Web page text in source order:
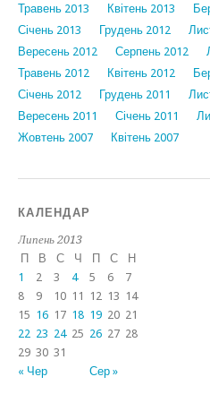
Травень 2013 Квітень 2013
Січень 2013
Грудень 2012
Вересень 2012
Серпень 2012
Травень 2012
Квітень 2012
Січень 2012
Грудень 2011
Вересень 2011
Січень 2011
Жовтень 2007
Квітень 2007
КАЛЕНДАР
Липень 2013
П
В С Ч П С Н
« Чер Сер »
1 2 3 4 5 6
7
8
9 10 11 12 13 14
15 16 17 18 19 20 21
22 23 24 25 26 27 28
29 30 31